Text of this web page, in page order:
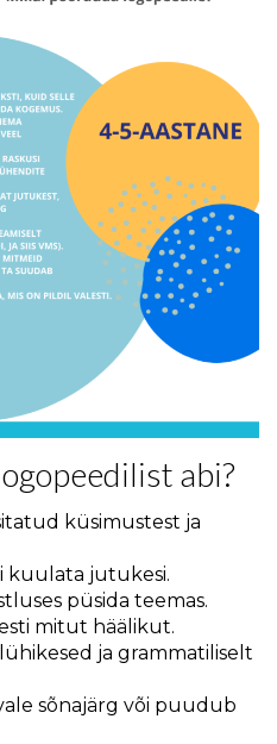
abi?
küsimustest ja
kuulata jutukesi.
püsida teemas.
mitut häälikut.
ja grammatiliselt
sõnajärg või puudub